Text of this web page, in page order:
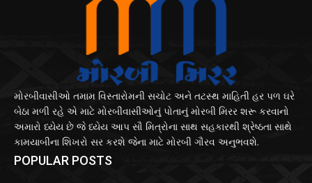
મોરબીવાસીઓ તમામ વિસ્તારોમની સચોટ અને તટસ્થ માહિતી હર પળ ઘરે
બેઠા મળી રહે એ માટે મોરબીવાસીઓનું પોતાનું મોરબી મિરર શરૂ કરવાનો
અમારો ધ્યેય છે જે ધ્યેય આપ સૌ મિત્રોના સાથ સહકારથી શ્રેષ્ઠતા સાથે
કામયાબીના શિખરો સર કરશે જેના માટે મોરબી ગૌરવ અનુભવશે.
POPULAR POSTS